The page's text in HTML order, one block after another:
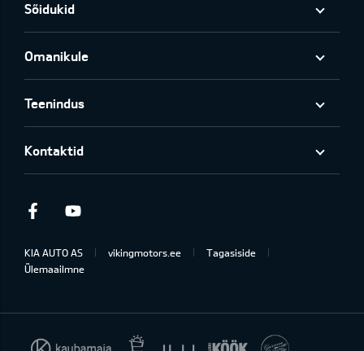
Sõidukid
Omanikule
Teenindus
Kontaktid
Facebook
KIA AUTO AS vikingmotors.ee
Tagasiside
Ülemaailmne